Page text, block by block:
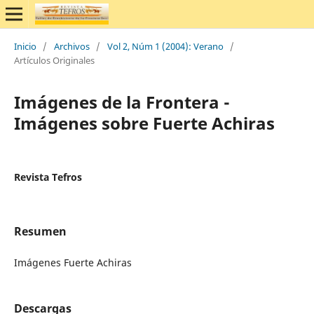
Inicio / Archivos / Vol 2, Núm 1 (2004): Verano /
Artículos Originales
Imágenes de la Frontera -
Imágenes sobre Fuerte Achiras
Revista Tefros
Resumen
Imágenes Fuerte Achiras
Descargas